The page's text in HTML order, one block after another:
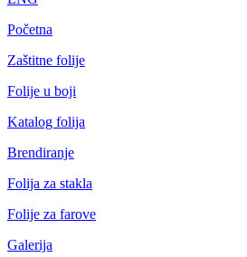
Početna
Zaštitne folije
Folije u boji
Katalog folija
Brendiranje
Folija za stakla
Folije za farove
Galerija